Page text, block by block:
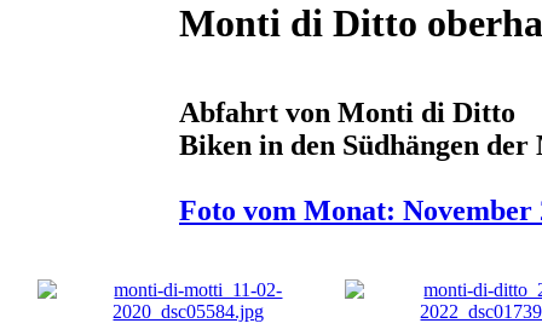
Monti di Ditto
Abfahrt von Monti di Ditto
Biken in den Südhängen der
Foto vom Monat: